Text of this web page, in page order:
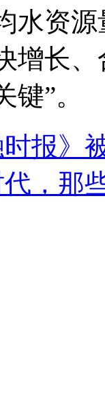
水资
增长
”。
时报》
，那